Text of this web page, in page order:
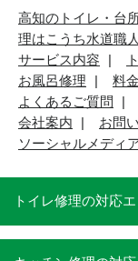
高知のトイレ・台
理はこうち水道職人
サービス内容
お風呂修理
料
よくあるご質問
会社案内
お問
ソーシャルメディ
トイレ修理の対応